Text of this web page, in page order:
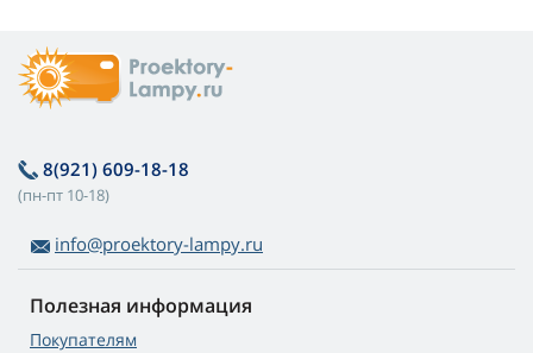
8(921) 609-18-18
(пн-пт 10-18)
info@proektory-lampy.ru
Полезная информация
Покупателям